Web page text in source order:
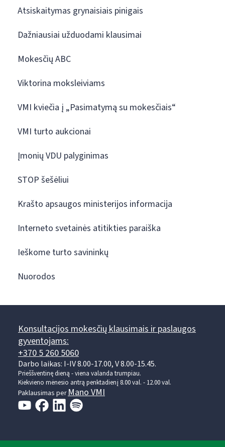
Atsiskaitymas grynaisiais pinigais
Dažniausiai užduodami klausimai
Mokesčių ABC
Viktorina moksleiviams
VMI kviečia į „Pasimatymą su mokesčiais“
VMI turto aukcionai
Įmonių VDU palyginimas
STOP šešėliui
Krašto apsaugos ministerijos informacija
Interneto svetainės atitikties paraiška
Ieškome turto savininkų
Nuorodos
Konsultacijos mokesčių klausimais ir paslaugos
gyventojams:
+370 5 260 5060
Darbo laikas: I-IV 8.00-17.00, V 8.00-15.45.
Prieššventinę dieną - viena valanda trumpiau.
Kiekvieno mėnesio antrą penktadienį 8.00 val. - 12.00 val.
Paklausimas per Mano VMI